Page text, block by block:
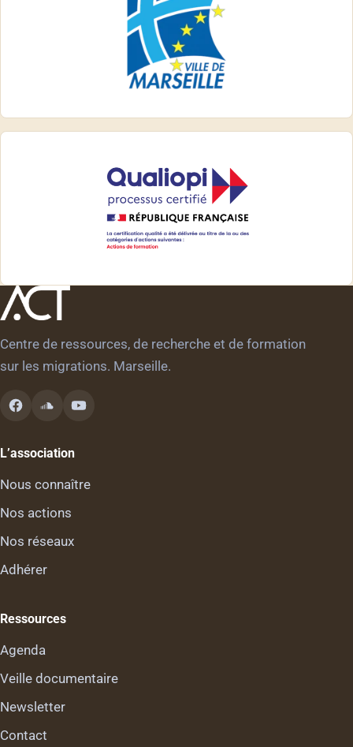
Centre de ressources, de recherche et de formation
sur les migrations. Marseille.
L’association
Nous connaître
Nos actions
Nos réseaux
Adhérer
Ressources
Agenda
Veille documentaire
Newsletter
Contact